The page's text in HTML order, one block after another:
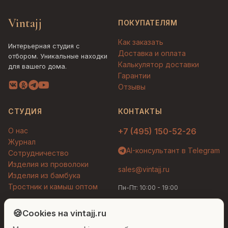
Vintajj
Интерьерная студия с
отбором. Уникальные находки
для вашего дома.
ПОКУПАТЕЛЯМ
Как заказать
Доставка и оплата
Калькулятор доставки
Гарантии
Отзывы
СТУДИЯ
О нас
Журнал
Сотрудничество
Изделия из проволоки
Изделия из бамбука
Тростник и камыш оптом
КОНТАКТЫ
+7 (495) 150-52-26
AI-консультант в Telegram
sales@vintajj.ru
Пн-Пт: 10:00 - 19:00
© 2026 Vintajj. Все права защищены.
🍪Cookies на vintajj.ru
Людмила